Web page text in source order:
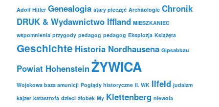
Adolf Hitler Genealogia stary pieczęć Archäologie Chronik
DRUK & Wydawnictwo Iffland MIESZKANIEC
wspomnienia przygody pedagog pedagog Eksplozja Książęta
Geschichte Historia Nordhausena Gipsabbau
Powiat HohensteinŻYWICA
Wojskowa baza amunicji Poglądy historyczne II. WK Ilfeld judaizm
kajzer katastrofa dzieci żłobek My Klettenberg niewola